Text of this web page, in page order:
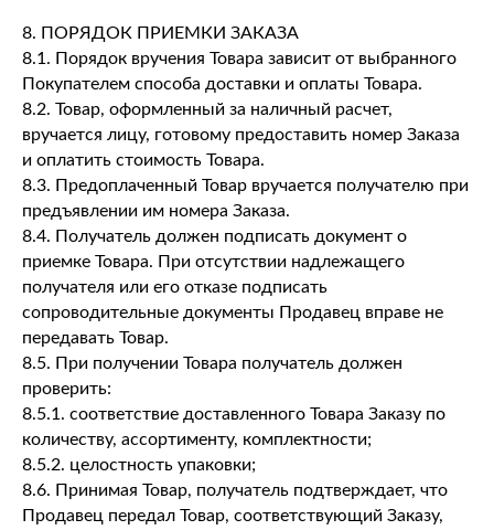
8. ПОРЯДОК ПРИЕМКИ ЗАКАЗА
8.1. Порядок вручения Товара зависит от выбранного
Покупателем способа доставки и оплаты Товара.
8.2. Товар, оформленный за наличный расчет,
вручается лицу, готовому предоставить номер Заказа
и оплатить стоимость Товара.
8.3. Предоплаченный Товар вручается получателю при
предъявлении им номера Заказа.
8.4. Получатель должен подписать документ о
приемке Товара. При отсутствии надлежащего
получателя или его отказе подписать
сопроводительные документы Продавец вправе не
передавать Товар.
8.5. При получении Товара получатель должен
проверить:
8.5.1. соответствие доставленного Товара Заказу по
количеству, ассортименту, комплектности;
8.5.2. целостность упаковки;
8.6. Принимая Товар, получатель подтверждает, что
Продавец передал Товар, соответствующий Заказу,